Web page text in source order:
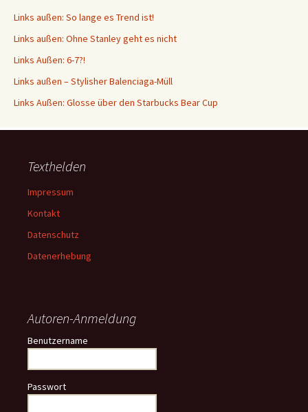
Links außen: So lange es Trend ist!
Links außen: Ohne Stanley geht es nicht
Links Außen: 6-7?!
Links außen – Stylisher Balenciaga-Müll
Links Außen: Glosse über den Starbucks Bear Cup
Texthelden
Impressum
Kontakt
Datenschutz
Datenerhebung
Autoren-Anmeldung
Benutzername
Passwort